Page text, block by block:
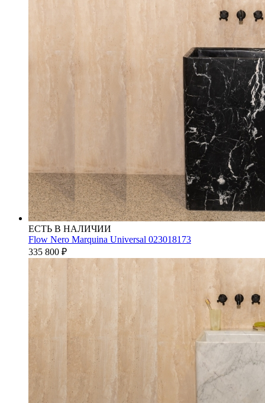
ЕСТЬ В НАЛИЧИИ
Flow Nero Marquina Universal 023018173
335 800 ₽